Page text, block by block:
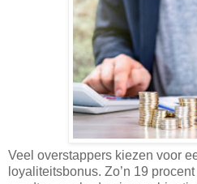
Veel overstappers kiezen voor
loyaliteitsbonus. Zo’n 19